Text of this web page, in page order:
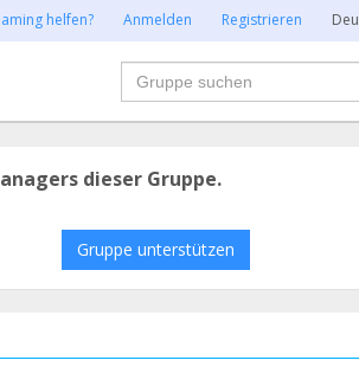
helfen? Anmelden Registrieren
Suche
dieser Gruppe.
Gruppe unterstützen